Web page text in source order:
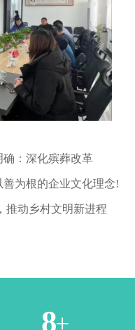
确：深化殡葬改革
善为根的企业文化理念!
推动乡村文明新进程
3+